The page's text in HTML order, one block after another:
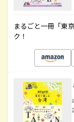
まるごと一冊「東
ク！